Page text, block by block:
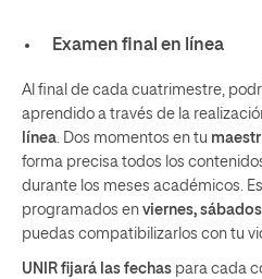
Examen final en línea
Al final de cada cuatrimestre,
aprendido a través de la
línea. Dos momentos en tu
forma precisa todos los
durante los meses académicos.
programados en viernes,
puedas compatibilizarlos con tu
UNIR fijará las fechas para cada